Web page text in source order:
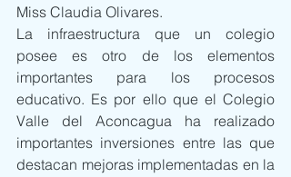
Miss Claudia Olivares.
La infraestructura que un colegio
posee es otro de los elementos
importantes para los procesos
educativo. Es por ello que el Colegio
Valle del Aconcagua ha realizado
importantes inversiones entre las que
destacan mejoras implementadas en la